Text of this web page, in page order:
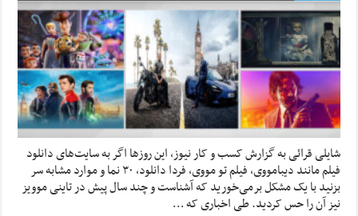
شایلی قرائی به گزارش کسب و کار نیوز، این روزها اگر به سایت‌های دانلود
فیلم مانند دیبامووی، فیلم تو مووی، فردا دانلود، ۳۰ نما و موارد مشابه سر
بزنید با یک مشکل برمی‌خورید که آشناست و چند سال پیش در تاینی موویز
نیز آن را حس کردید. طی اخباری که …